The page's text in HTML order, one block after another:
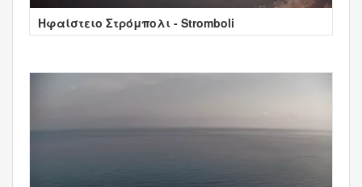
Ηφαίστειο Στρόμπολι - Stromboli